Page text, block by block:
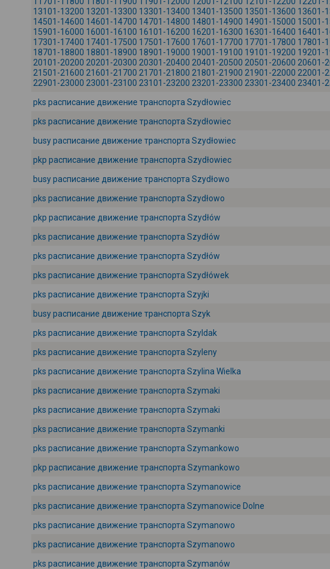
13101-13200 13201-13300 13301-13400 13401-13500 13501-13600 13601-
14501-14600 14601-14700 14701-14800 14801-14900 14901-15000 15001-
15901-16000 16001-16100 16101-16200 16201-16300 16301-16400 16401-
17301-17400 17401-17500 17501-17600 17601-17700 17701-17800 17801-
18701-18800 18801-18900 18901-19000 19001-19100 19101-19200 19201-
20101-20200 20201-20300 20301-20400 20401-20500 20501-20600 20601-
21501-21600 21601-21700 21701-21800 21801-21900 21901-22000 22001-
22901-23000 23001-23100 23101-23200 23201-23300 23301-23400 23401-
pks расписание движение транспорта Szydłowiec
pks расписание движение транспорта Szydłowiec
busy расписание движение транспорта Szydłowiec
pkp расписание движение транспорта Szydłowiec
busy расписание движение транспорта Szydłowo
pks расписание движение транспорта Szydłowo
pkp расписание движение транспорта Szydłów
pks расписание движение транспорта Szydłów
pks расписание движение транспорта Szydłów
pks расписание движение транспорта Szydłówek
pks расписание движение транспорта Szyjki
busy расписание движение транспорта Szyk
pks расписание движение транспорта Szyldak
pks расписание движение транспорта Szyleny
pks расписание движение транспорта Szylina Wielka
pks расписание движение транспорта Szymaki
pks расписание движение транспорта Szymaki
pks расписание движение транспорта Szymanki
pks расписание движение транспорта Szymankowo
pkp расписание движение транспорта Szymankowo
pks расписание движение транспорта Szymanowice
pks расписание движение транспорта Szymanowice Dolne
pks расписание движение транспорта Szymanowo
pks расписание движение транспорта Szymanowo
pks расписание движение транспорта Szymanów